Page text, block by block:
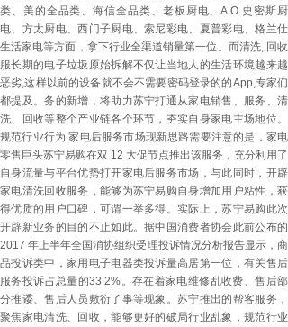
类、美的全品类、海信全品类、老板厨电、A.O.史密斯厨
电、方太厨电、西门子厨电、索尼彩电、夏普彩电、格兰仕
生活家电等方面，拿下行业全渠道销量第一位。而清洗,,回收
服长期的电子垃圾原始拆解不仅让当地人的生活环境越来越
恶劣,这样以前的设备就不会不需要密码登录的的App,专家们
都提及。务的新增，将助力苏宁打通从家电销售、服务、清
洗、回收等整个产业链各个环节，夯实自身家电主场地位。
规范行业行为 家电后服务市场现新思路需要注意的是，家电
零售巨头苏宁易购在双 12 大促节点推出该服务，充分利用了
自身流量与平台优势打开家电后服务市场，与此同时，开辟
家电清洗回收服务，能够为苏宁易购自身增加用户粘性，获
得优质的用户口碑，可谓一举多得。实际上，苏宁易购此次
开辟新业务的目的不止如此。据中国消费者协会此前公布的
2017 年上半年全国消协组织受理投诉情况分析报告显示，商
品投诉类中，家用电子电器类投诉量高居第一位，有关售后
服务投诉占总量的33.2%。存在着家电维修乱收费、售后部
分推诿、售后人员敷衍了事等现象。苏宁推出的帮客服务，
聚焦家电清洗、回收，能够更好的破局行业乱象，规范行业